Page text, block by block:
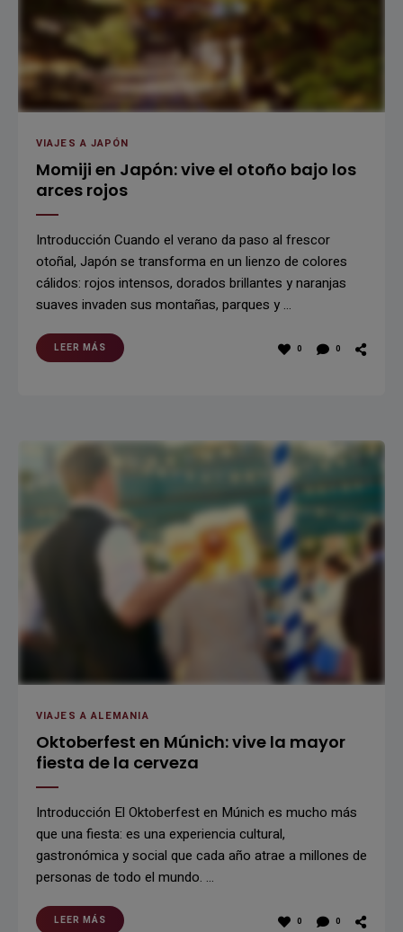
VIAJES A JAPÓN
Momiji en Japón: vive el otoño bajo los
arces rojos
Introducción Cuando el verano da paso al frescor
otoñal, Japón se transforma en un lienzo de colores
cálidos: rojos intensos, dorados brillantes y naranjas
suaves invaden sus montañas, parques y …
LEER MÁS 0 0
VIAJES A ALEMANIA
Oktoberfest en Múnich: vive la mayor
fiesta de la cerveza
Introducción El Oktoberfest en Múnich es mucho más
que una fiesta: es una experiencia cultural,
gastronómica y social que cada año atrae a millones de
personas de todo el mundo. …
LEER MÁS 0 0